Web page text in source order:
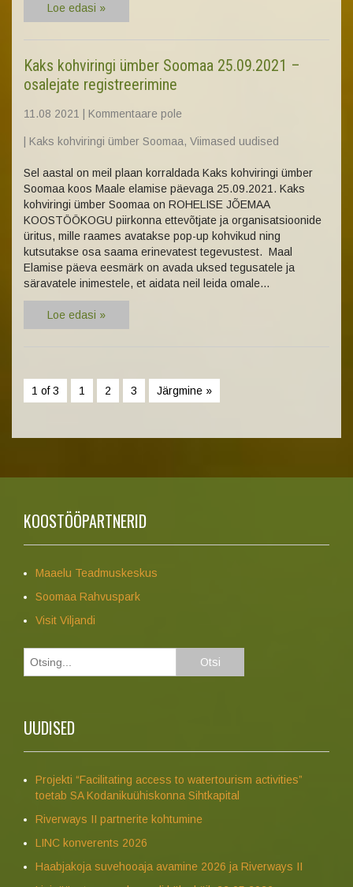
Loe edasi »
Kaks kohviringi ümber Soomaa 25.09.2021 –
osalejate registreerimine
11.08 2021 | Kommentaare pole
| Kaks kohviringi ümber Soomaa, Viimased uudised
Sel aastal on meil plaan korraldada Kaks kohviringi ümber
Soomaa koos Maale elamise päevaga 25.09.2021. Kaks
kohviringi ümber Soomaa on ROHELISE JÕEMAA
KOOSTÖÖKOGU piirkonna ettevõtjate ja organisatsioonide
üritus, mille raames avatakse pop-up kohvikud ning
kutsutakse osa saama erinevatest tegevustest. Maal
Elamise päeva eesmärk on avada uksed tegusatele ja
säravatele inimestele, et aidata neil leida omale…
Loe edasi »
1 of 3 1 2 3 Järgmine »
KOOSTÖÖPARTNERID
Maaelu Teadmuskeskus
Soomaa Rahvuspark
Visit Viljandi
UUDISED
Projekti “Facilitating access to watertourism activities”
toetab SA Kodanikuühiskonna Sihtkapital
Riverways II partnerite kohtumine
LINC konverents 2026
Haabjakoja suvehooaja avamine 2026 ja Riverways II